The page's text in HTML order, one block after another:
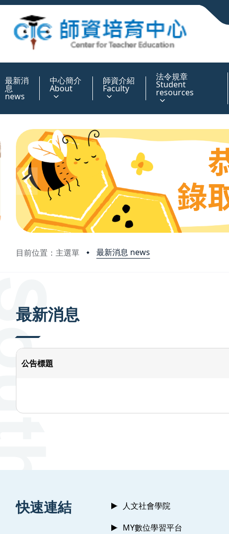
最新消
息
news
中心簡介
About
師資介紹
Faculty
法令規章
Student
resources
目前位置：主選單 最新消息 news
最新消息
公告標題
快速連結 人文社會學院
MY數位學習平台